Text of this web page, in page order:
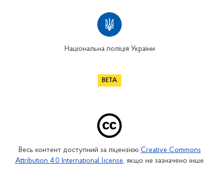
Національна поліція України
Весь контент доступний за ліцензією Creative Commons
Attribution 4.0 International license, якщо не зазначено інше